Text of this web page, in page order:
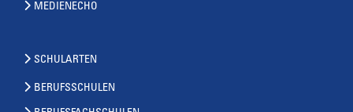
MEDIENECHO
SCHULARTEN
BERUFSSCHULEN